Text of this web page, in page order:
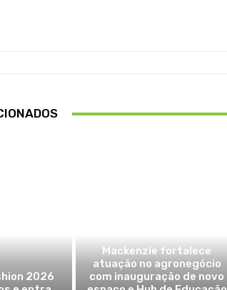
2026
Mackenzie fortalece
atuação no agronegócio
com inauguração de novo